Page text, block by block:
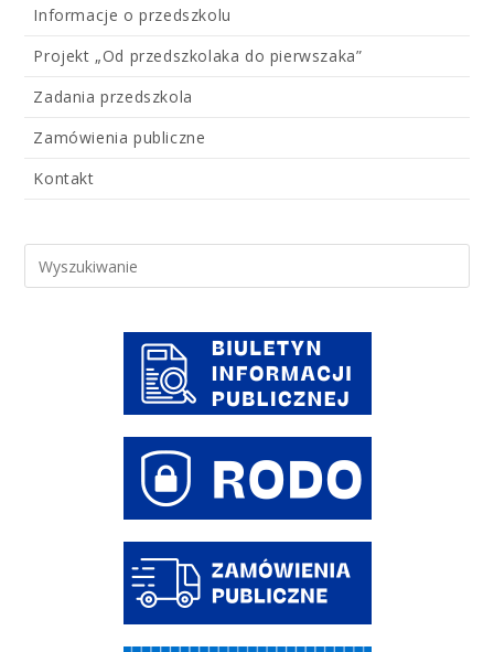
Informacje o przedszkolu
Projekt „Od przedszkolaka do pierwszaka”
Zadania przedszkola
Zamówienia publiczne
Kontakt